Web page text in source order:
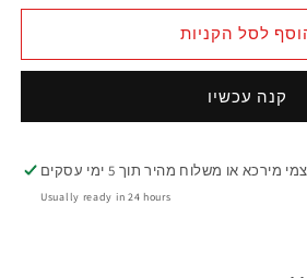
לסל הקניות
קנה עכשיו
מירכא או משלוח מהיר תוך 5 ימי עסקים
Usually ready in 24 hours